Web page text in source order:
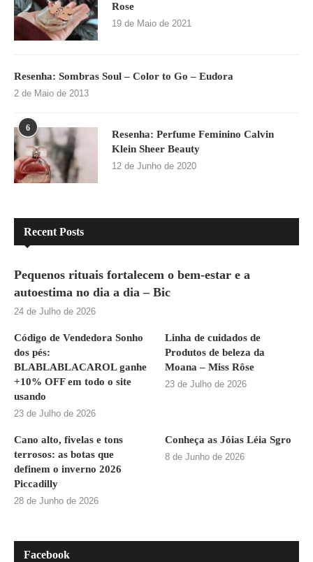
Rose
19 de Maio de 2021
Resenha: Sombras Soul – Color to Go – Eudora
2 de Maio de 2013
6
Resenha: Perfume Feminino Calvin
Klein Sheer Beauty
12 de Junho de 2020
Recent Posts
Pequenos rituais fortalecem o bem-estar e a
autoestima no dia a dia – Bic
24 de Julho de 2026
Código de Vendedora Sonho
dos pés:
BLABLABLACAROL ganhe
+10% OFF em todo o site
usando
23 de Julho de 2026
Linha de cuidados de
Produtos de beleza da
Moana – Miss Rôse
23 de Julho de 2026
Cano alto, fivelas e tons
terrosos: as botas que
definem o inverno 2026
Piccadilly
28 de Junho de 2026
Conheça as Jóias Léia Sgro
8 de Junho de 2026
Facebook